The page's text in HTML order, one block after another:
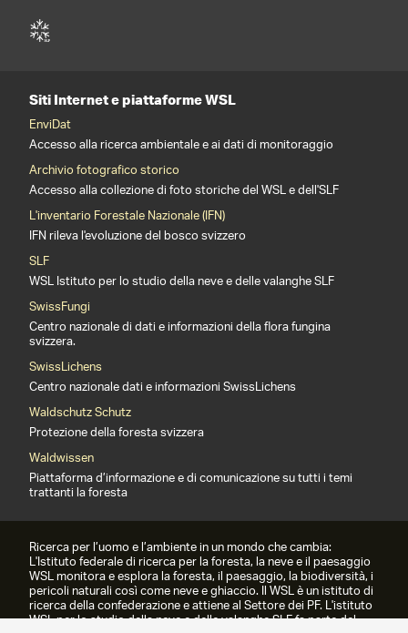
Siti Internet e piattaforme WSL
EnviDat
Accesso alla ricerca ambientale e ai dati di monitoraggio
Archivio fotografico storico
Accesso alla collezione di foto storiche del WSL e dell'SLF
L'inventario Forestale Nazionale (IFN)
IFN rileva l'evoluzione del bosco svizzero
SLF
WSL Istituto per lo studio della neve e delle valanghe SLF
SwissFungi
Centro nazionale di dati e informazioni della flora fungina
svizzera.
SwissLichens
Centro nazionale dati e informazioni SwissLichens
Waldschutz Schutz
Protezione della foresta svizzera
Waldwissen
Piattaforma d’informazione e di comunicazione su tutti i temi
trattanti la foresta
Ricerca per l’uomo e l’ambiente in un mondo che cambia:
L'Istituto federale di ricerca per la foresta, la neve e il paesaggio
WSL monitora e esplora la foresta, il paesaggio, la biodiversità, i
pericoli naturali così come neve e ghiaccio. Il WSL è un istituto di
ricerca della confederazione e attiene al Settore dei PF. L'istituto
WSL per lo studio della neve e delle valanghe SLF fa parte del